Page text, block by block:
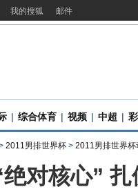
我的搜狐 邮件
| 综合体育 | 视频 | 中超 |
2011男排世界杯 > 2011男排世界杯
对核心”